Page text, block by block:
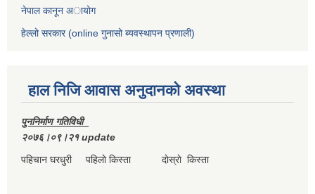
नेपाल कानून अायोग
हेल्लो सरकार (online गुनासो ब्यवस्थापन प्रणाली)
हाल निजि आवास अनुदानकाे अवस्था
पुननिर्माण गतिविधी
२०७६।०९।२१ update
पहिचान घरधुरी पहिलाे किस्ता दाेस्राे किस्ता